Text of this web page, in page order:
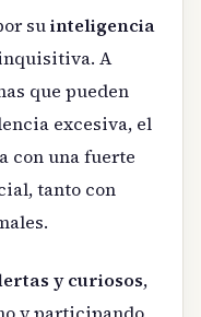
suinteligencia
A
que pueden
excesiva, el
con una fuerte
tanto con
y curiosos,